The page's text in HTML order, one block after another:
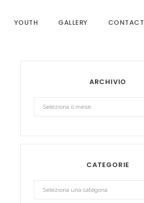
YOUTH GALLERY CONTACT
ARCHIVIO
CATEGORIE